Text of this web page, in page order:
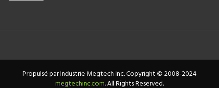
Propulsé par Industrie Megtech Inc. Copyright © 2008-2024
megtechinc.com. All Rights Reserved.